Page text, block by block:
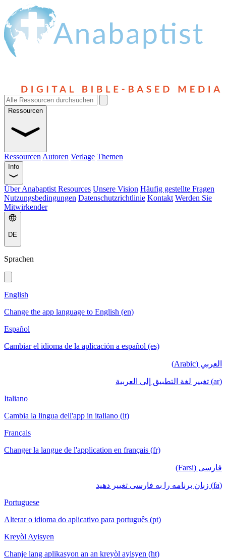
Ressourcen
Ressourcen Autoren Verlage Themen
Info
Über Anabaptist Resources Unsere Vision Häufig gestellte Fragen
Nutzungsbedingungen Datenschutzrichtlinie Kontakt Werden Sie
Mitwirkender
DE
Sprachen
English
Change the app language to English (en)
Español
Cambiar el idioma de la aplicación a español (es)
العربي (Arabic)
(ar) تغيير لغة التطبيق إلى العربية
Italiano
Cambia la lingua dell'app in italiano (it)
Français
Changer la langue de l'application en français (fr)
فارسی (Farsi)
(fa) زبان برنامه را به فارسی تغییر دهید
Portuguese
Alterar o idioma do aplicativo para português (pt)
Kreyòl Ayisyen
Chanje lang aplikasyon an an kreyòl ayisyen (ht)